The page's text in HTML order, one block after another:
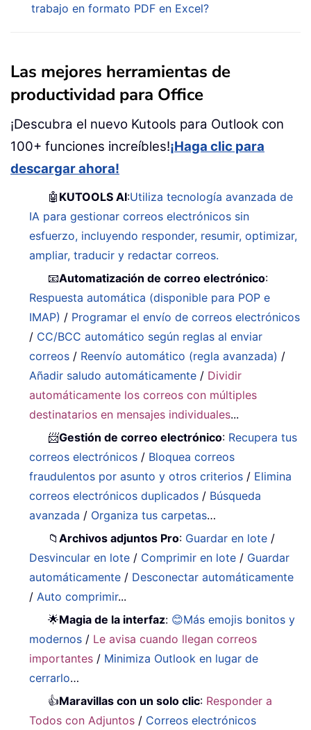
trabajo en formato PDF en Excel?
Las mejores herramientas de
productividad para Office
¡Descubra el nuevo Kutools para Outlook con
100+ funciones increíbles!¡Haga clic para
descargar ahora!
🤖 KUTOOLS AI:Utiliza tecnología avanzada de
IA para gestionar correos electrónicos sin
esfuerzo, incluyendo responder, resumir, optimizar,
ampliar, traducir y redactar correos.
📧Automatización de correo electrónico:
Respuesta automática (disponible para POP e
IMAP) / Programar el envío de correos electrónicos
/ CC/BCC automático según reglas al enviar
correos / Reenvío automático (regla avanzada) /
Añadir saludo automáticamente / Dividir
automáticamente los correos con múltiples
destinatarios en mensajes individuales...
📨Gestión de correo electrónico: Recupera tus
correos electrónicos / Bloquea correos
fraudulentos por asunto y otros criterios / Elimina
correos electrónicos duplicados / Búsqueda
avanzada / Organiza tus carpetas…
📁Archivos adjuntos Pro: Guardar en lote /
Desvincular en lote / Comprimir en lote / Guardar
automáticamente / Desconectar automáticamente
/ Auto comprimir...
🌟Magia de la interfaz: 😊Más emojis bonitos y
modernos / Le avisa cuando llegan correos
importantes / Minimiza Outlook en lugar de
cerrarlo…
👍Maravillas con un solo clic: Responder a
Todos con Adjuntos / Correos electrónicos